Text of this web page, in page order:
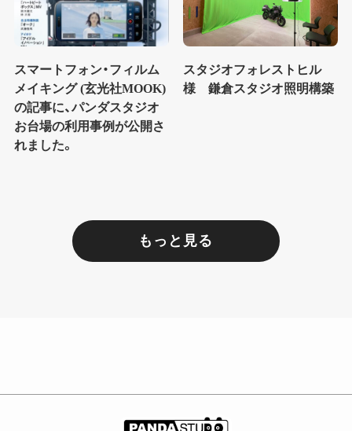
スマートフォン・フィルム
メイキング (玄光社MOOK)
の記事に、パンダスタジオ
お台場の利用事例が公開さ
れました。
スタジオフォレストヒル
様 鎌倉スタジオ照明構築
もっと見る